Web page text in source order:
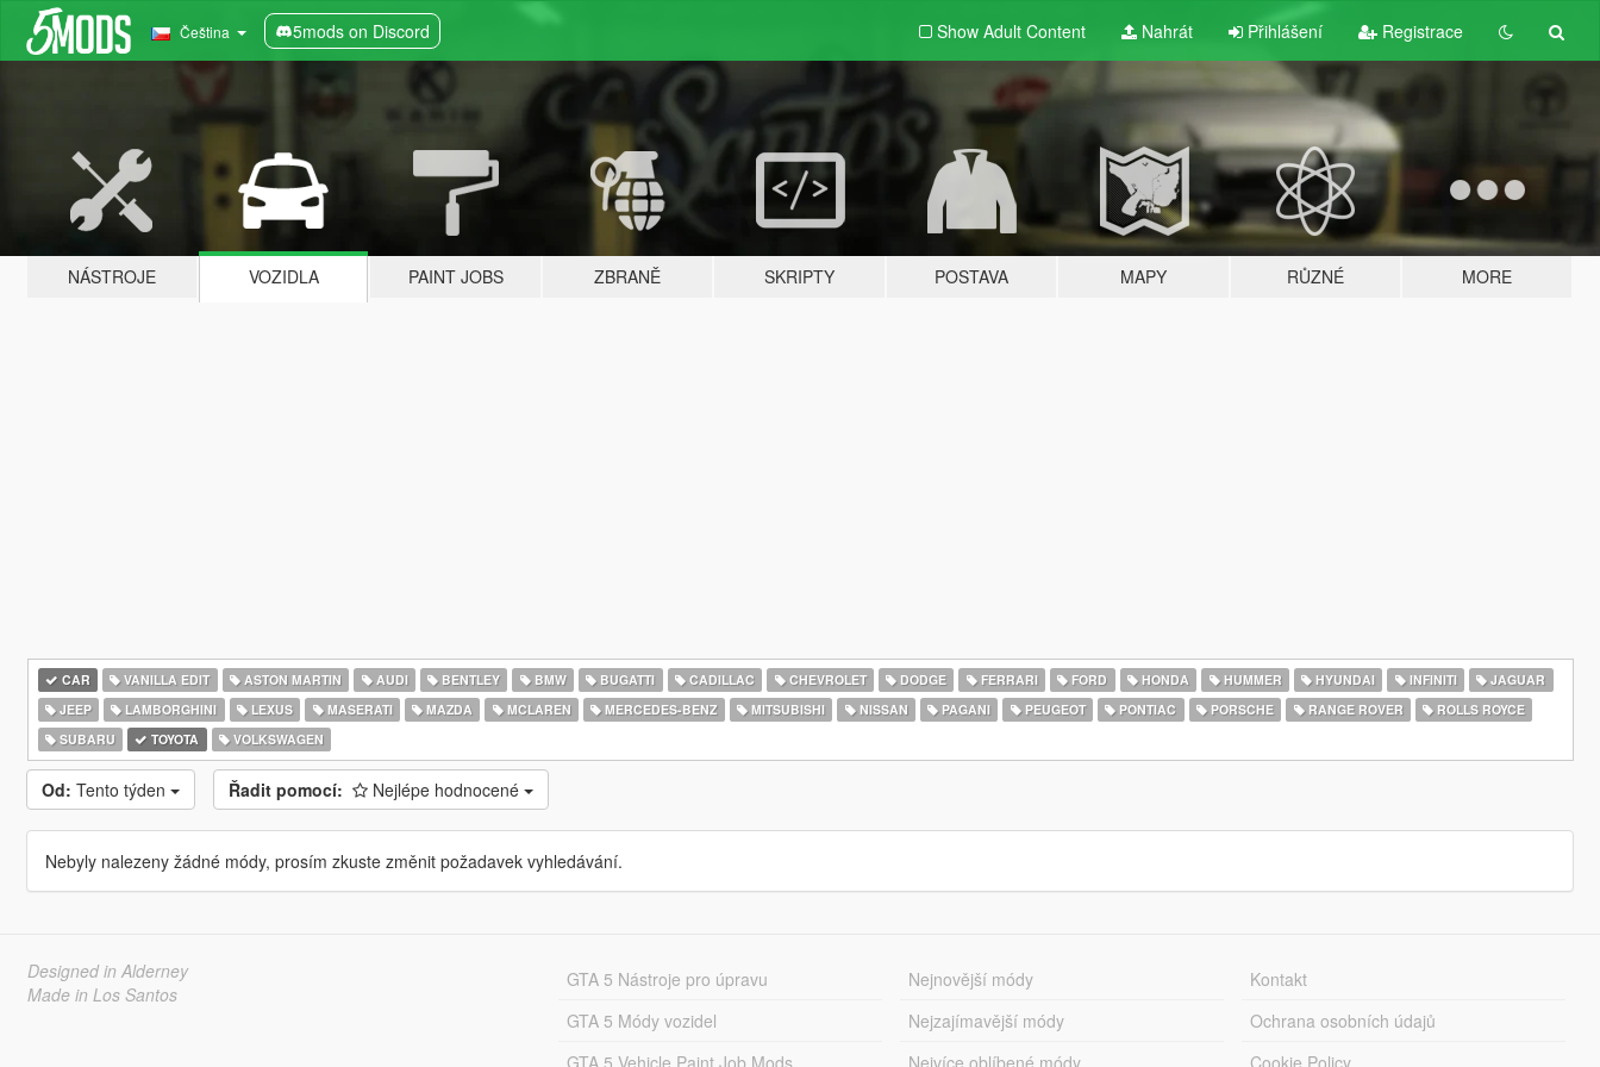
Čeština 5mods on Discord Show Adult Content Nahrát Přihlášení Registrace
NÁSTROJE VOZIDLA PAINT JOBS ZBRANĚ SKRIPTY POSTAVA MAPY RŮZNÉ MORE
CAR VANILLA EDIT ASTON MARTIN AUDI BENTLEY BMW BUGATTI CADILLAC CHEVROLET DODGE FERRARI FORD HONDA HUMMER HYUNDAI INFINITI
JAGUAR
JEEP
LAMBORGHINI LEXUS MASERATI MAZDA MCLAREN MERCEDES-BENZ MITSUBISHI NISSAN PAGANI PEUGEOT PONTIAC PORSCHE RANGE ROVER
ROLLS ROYCE
SUBARU
TOYOTA VOLKSWAGEN
Od: Tento týden Řadit pomocí: Nejlépe hodnocené
Nebyly nalezeny žádné módy, prosím zkuste změnit požadavek vyhledávání.
Designed in Alderney
Made in Los Santos
GTA 5 Nástroje pro úpravu
GTA 5 Módy vozidel
GTA 5 Vehicle Paint Job Mods
Nejnovější módy
Nejzajímavější módy
Nejvíce oblíbené módy
Kontakt
Ochrana osobních údajů
Cookie Policy